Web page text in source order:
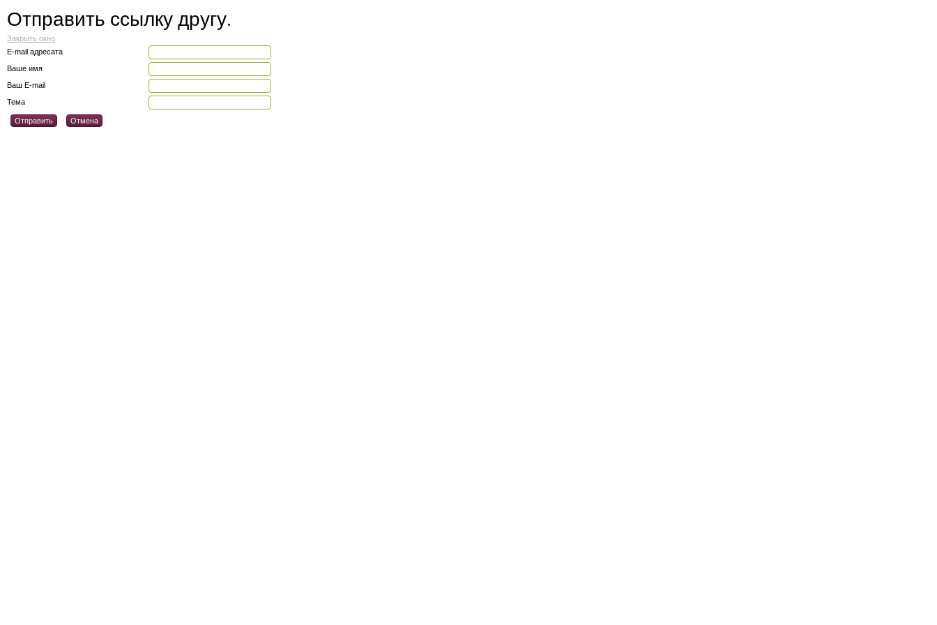
Отправить ссылку другу.
Закрыть окно
E-mail адресата
Ваше имя
Ваш E-mail
Тема
Отправить Отмена